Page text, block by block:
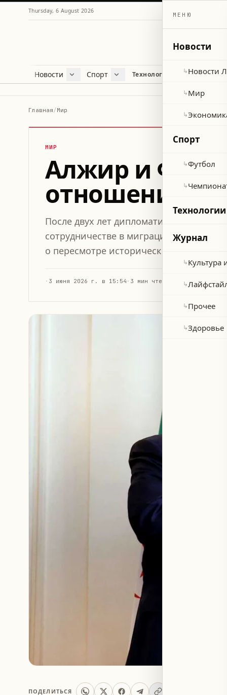
Thursday, 6 August 2026
Новости
Новости ЛиванаСпорт
Футбол
Технологии и наука
Главная/Мир
МИР
Алжир и
отношений
После двух лет дипломатического
сотрудничестве в миграционной
о пересмотре исторического
· 3 июня 2026 г. в 15:54 · 3 мин чтения
ПОДЕЛИТЬСЯ
МЕНЮ
Новости
↳Новости
↳Мир
↳
Спорт
↳Футбол
↳
Технологии
Журнал
↳Культура
↳
↳Прочее
↳Здоровье